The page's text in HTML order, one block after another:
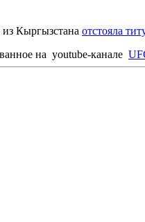
Кыргызстана отстояла
на youtube-канале